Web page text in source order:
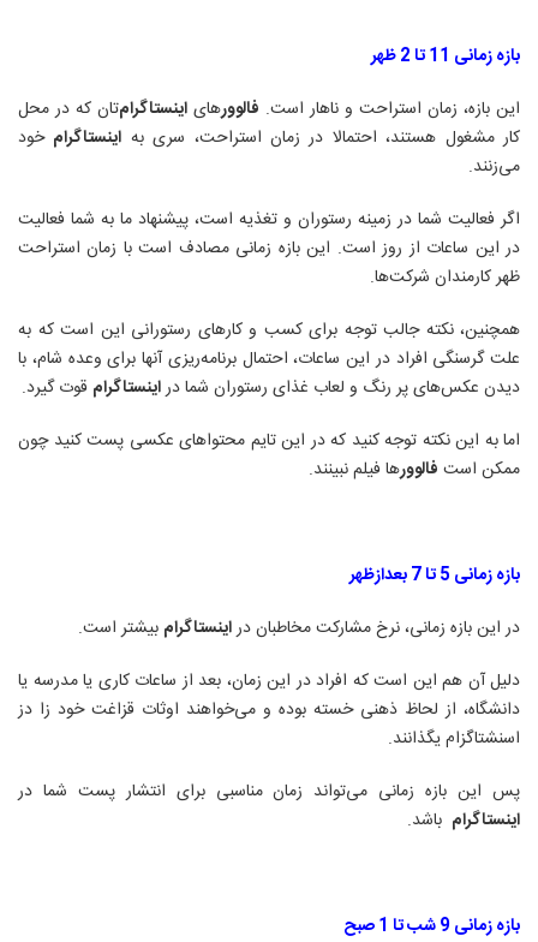
بازه زمانی 11 تا 2 ظهر
این بازه، زمان استراحت و ناهار است. فالوورهای‌ اینستاگرام‌تان که در محل
کار مشغول هستند، احتمالا در زمان استراحت، سری به اینستاگرام خود
می‌زنند.
اگر فعالیت شما در زمینه رستوران و تغذیه است، پیشنهاد ما به شما فعالیت
در این ساعات از روز است. این بازه زمانی مصادف است با زمان استراحت
ظهر کارمندان شرکت‌ها.
همچنین، نکته جالب توجه برای کسب و کارهای رستورانی این است که به
علت گرسنگی افراد در این ساعات، احتمال برنامه‌ریزی آنها برای وعده شام، با
دیدن عکس‌های پر رنگ و لعاب غذای رستوران شما دراینستاگرام قوت گیرد.
اما به این نکته توجه کنید که در این تایم محتواهای عکسی پست کنید چون
ممکن است فالوورها فیلم نبینند.
بازه زمانی 5 تا 7 بعدازظهر
در این بازه زمانی، نرخ مشارکت مخاطبان دراینستاگرام بیشتر است.
دلیل آن هم این است که افراد در این زمان، بعد از ساعات کاری یا مدرسه یا
دانشگاه، از لحاظ ذهنی خسته بوده و می‌خواهند اوثات قزاغت خود زا دز
اسنشتاگزام یگذانند.
پس این بازه زمانی می‌تواند زمان مناسبی برای انتشار پست شما در
اینستاگرام باشد.
بازه زمانی 9 شب تا 1 صبح